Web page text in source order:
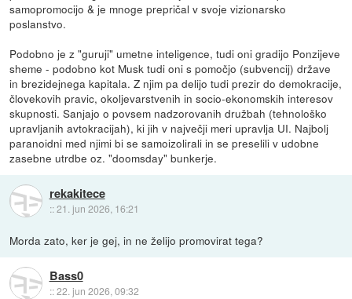
samopromocijo & je mnoge prepričal v svoje vizionarsko
poslanstvo.
Podobno je z "guruji" umetne inteligence, tudi oni gradijo Ponzijeve
sheme - podobno kot Musk tudi oni s pomočjo (subvencij) države
in brezidejnega kapitala. Z njim pa delijo tudi prezir do demokracije,
človekovih pravic, okoljevarstvenih in socio-ekonomskih interesov
skupnosti. Sanjajo o povsem nadzorovanih družbah (tehnološko
upravljanih avtokracijah), ki jih v največji meri upravlja UI. Najbolj
paranoidni med njimi bi se samoizolirali in se preselili v udobne
zasebne utrdbe oz. "doomsday" bunkerje.
rekakitece
::21. jun 2026, 16:21
Morda zato, ker je gej, in ne želijo promovirat tega?
Bass0
::22. jun 2026, 09:32